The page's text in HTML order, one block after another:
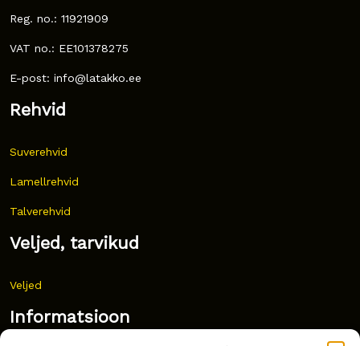
Reg. no.: 11921909
VAT no.: EE101378275
E-post: info@latakko.ee
Rehvid
Suverehvid
Lamellrehvid
Talverehvid
Veljed, tarvikud
Veljed
Informatsioon